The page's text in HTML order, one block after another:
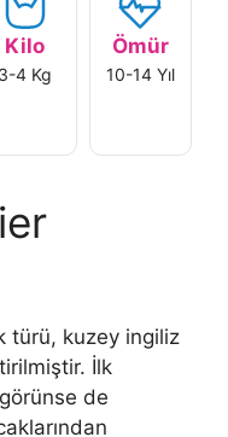
Kilo
3-4 Kg
Ömür
10-14 Yıl
türü, kuzey ingiliz
İlk
de